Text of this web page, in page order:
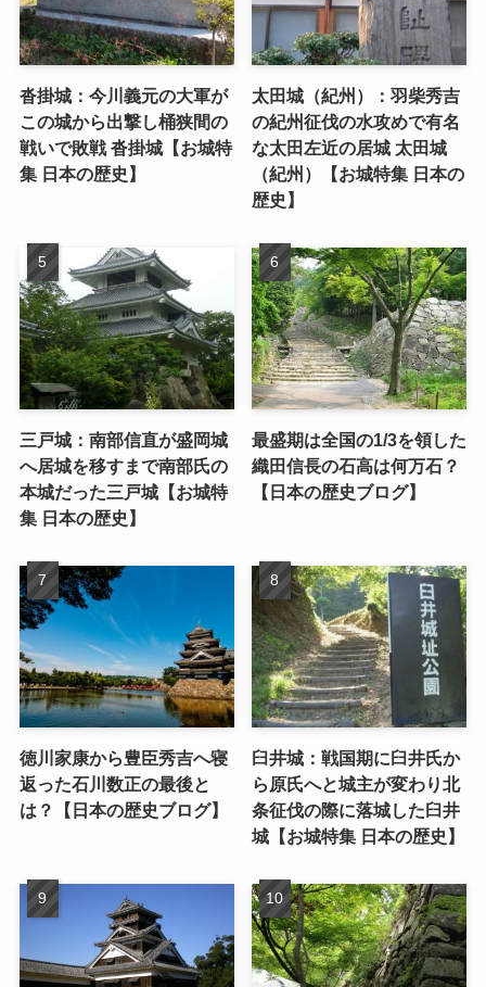
沓掛城：今川義元の大軍が
この城から出撃し桶狭間の
戦いで敗戦 沓掛城【お城特
集 日本の歴史】
太田城（紀州）：羽柴秀吉
の紀州征伐の水攻めで有名
な太田左近の居城 太田城
（紀州）【お城特集 日本の
歴史】
三戸城：南部信直が盛岡城
へ居城を移すまで南部氏の
本城だった三戸城【お城特
集 日本の歴史】
最盛期は全国の1/3を領した
織田信長の石高は何万石？
【日本の歴史ブログ】
徳川家康から豊臣秀吉へ寝
返った石川数正の最後と
は？【日本の歴史ブログ】
臼井城：戦国期に臼井氏か
ら原氏へと城主が変わり北
条征伐の際に落城した臼井
城【お城特集 日本の歴史】